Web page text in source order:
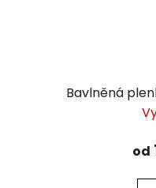
Bavlněná
od